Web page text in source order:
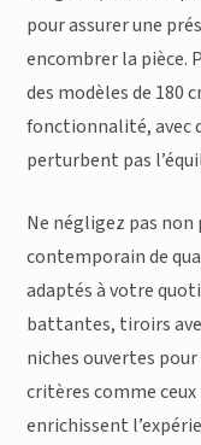
pour assurer une
encombrer la pièce.
des modèles de 180
fonctionnalité, avec
perturbent pas
Ne négligez pas non
contemporain de
adaptés à votre
battantes, tiroirs
niches ouvertes
critères comme ceux
enrichissent